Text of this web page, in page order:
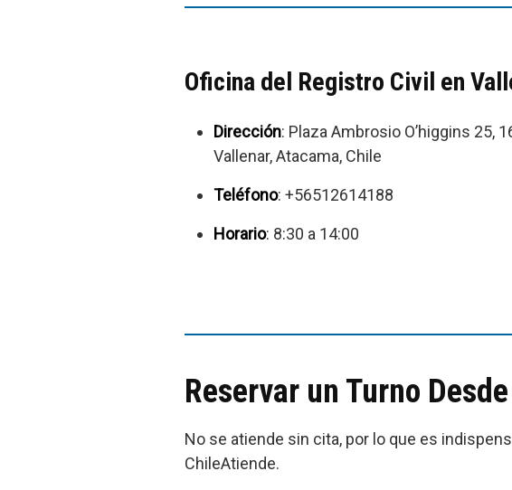
Oficina del Registro Civil en
Dirección: Plaza Ambrosio O’higgins 25,
Vallenar, Atacama, Chile
Teléfono: +56512614188
Horario: 8:30 a 14:00
Reservar un Turno
No se atiende sin cita, por lo que es
ChileAtiende.